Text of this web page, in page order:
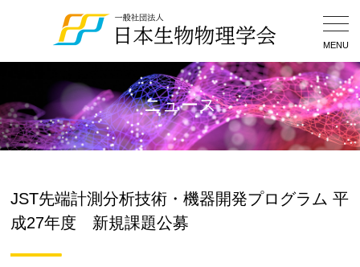
MENU
ニュース
JST先端計測分析技術・機器開発プログラム 平
成27年度 新規課題公募